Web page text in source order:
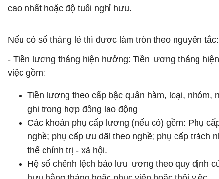
cao nhất hoặc độ tuổi nghỉ hưu.
Nếu có số tháng lẻ thì được làm tròn theo nguyên
- Tiền lương tháng hiện hưởng: Tiền lương tháng
việc gồm:
Tiền lương theo cấp bậc quân hàm, loại,
ghi trong hợp đồng lao động
Các khoản phụ cấp lương (nếu có) gồm: Phụ
nghề; phụ cấp ưu đãi theo nghề; phụ cấp trách
thể chính trị - xã hội.
Hệ số chênh lệch bảo lưu lương theo quy định